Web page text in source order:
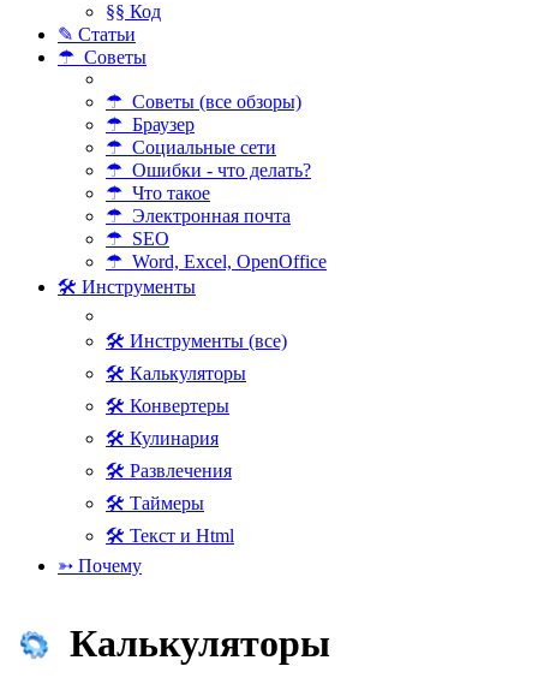
§§ Код
✎ Статьи
☂ Советы
☂ Советы (все обзоры)
☂ Браузер
☂ Социальные сети
☂ Ошибки - что делать?
☂ Что такое
☂ Электронная почта
☂ SEO
☂ Word, Excel, OpenOffice
🛠 Инструменты
🛠 Инструменты (все)
🛠 Калькуляторы
🛠 Конвертеры
🛠 Кулинария
🛠 Развлечения
🛠 Таймеры
🛠 Текст и Html
➳ Почему
Калькуляторы